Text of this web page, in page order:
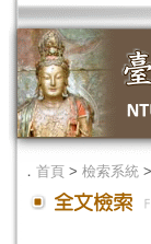
． 首頁 > 檢索系統 >